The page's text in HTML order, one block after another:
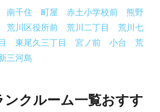
南千住 町屋 赤土小学校前
熊野
荒川区役所前 荒川二丁目
荒川七
東尾久三丁目 宮ノ前 小台
荒
三河島
ンクルーム一覧おすす